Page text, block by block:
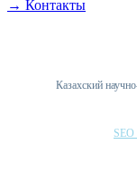
→ Контакты
Казахский
SEO